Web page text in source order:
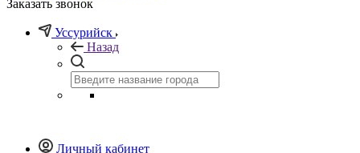
Заказать звонок
Уссурийск
Назад
Личный кабинет